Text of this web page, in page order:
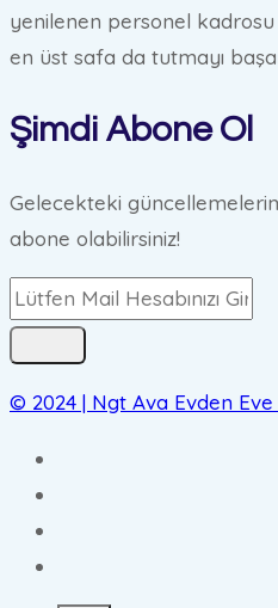
yenilenen personel
en üst safa da tutmayı
Şimdi Abone Ol
Gelecekteki
abone olabilirsiniz!
© 2024 | Ngt Ava Evden